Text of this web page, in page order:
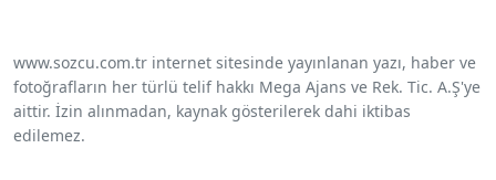
www.sozcu.com.tr internet sitesinde yayınlanan yazı, haber ve
fotoğrafların her türlü telif hakkı Mega Ajans ve Rek. Tic. A.Ş'ye
aittir. İzin alınmadan, kaynak gösterilerek dahi iktibas
edilemez.